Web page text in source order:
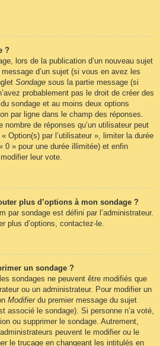
?
lors de la publication d’un nouveau sujet
d’un sujet (si vous en avez les
Sondage sous la partie message (si
probablement pas le droit de créer des
sondage et au moins deux options
par ligne dans le champ des réponses.
nombre de réponses qu’un utilisateur peut
Option(s) par l’utilisateur », limiter la durée
0 » pour une durée illimitée) et enfin
leur vote.
plus d’options à mon sondage ?
par sondage est défini par l’administrateur.
plus d’options, contactez-le.
un sondage ?
sondages ne peuvent être modifiés que
ou un administrateur. Pour modifier un
Modifierdu premier message du sujet
associé le sondage). Si personne n’a voté,
ou supprimer le sondage. Autrement,
peuvent le modifier ou le
le trucage en changeant les intitulés en